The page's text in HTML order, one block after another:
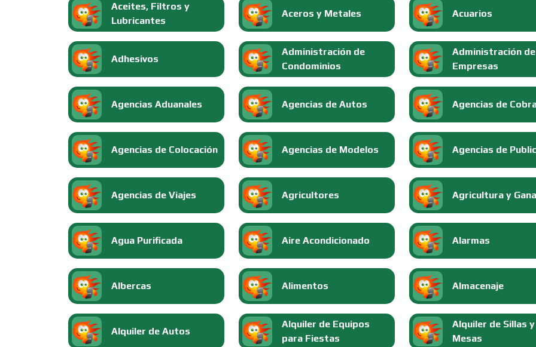
Aceites, Filtros y
Lubricantes
Aceros y Metales Acuarios
Adhesivos
Administración de
Condominios
Administración de
Empresas
Agencias Aduanales Agencias de Autos Agencias de
Agencias de Colocación Agencias de Modelos Agencias de
Agencias de Viajes Agricultores Agricultura y
Agua Purificada Aire Acondicionado Alarmas
Albercas Alimentos Almacenaje
Alquiler de Autos
Alquiler de Equipos
para Fiestas
Alquiler de Sillas y
Mesas